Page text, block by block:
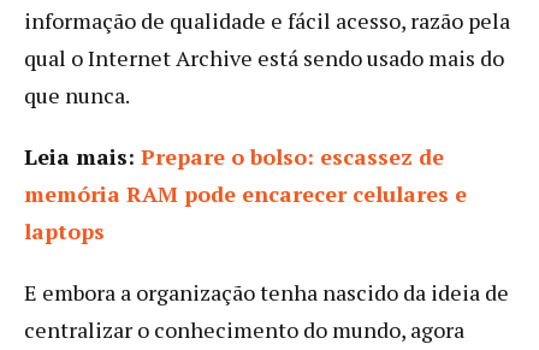
informação de qualidade e fácil acesso, razão pela
qual o Internet Archive está sendo usado mais do
que nunca.
Leia mais: Prepare o bolso: escassez de
memória RAM pode encarecer celulares e
laptops
E embora a organização tenha nascido da ideia de
centralizar o conhecimento do mundo, agora